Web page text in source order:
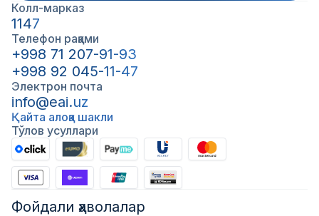
Колл-марказ
1147
Телефон рақами
+998 71 207-91-93
+998 92 045-11-47
Электрон почта
info@eai.uz
Қайта алоқа шакли
Тўлов усуллари
Фойдали ҳаволалар